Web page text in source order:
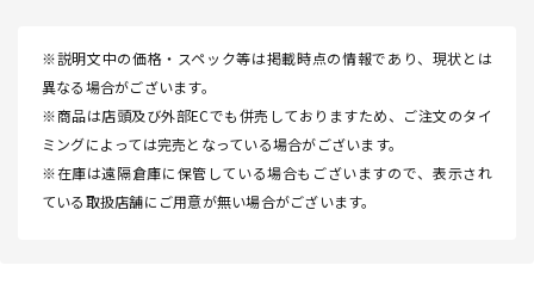
※説明文中の価格・スペック等は掲載時点の情報であり、現状とは
異なる場合がございます。
※商品は店頭及び外部ECでも併売しておりますため、ご注文のタイ
ミングによっては完売となっている場合がございます。
※在庫は遠隔倉庫に保管している場合もございますので、表示され
ている取扱店舗にご用意が無い場合がございます。